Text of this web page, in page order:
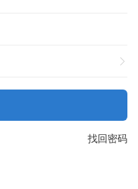
找回密码